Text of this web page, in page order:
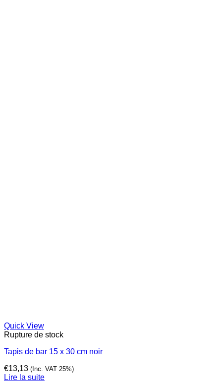
Quick View
Rupture de stock
Tapis de bar 15 x 30 cm noir
€13,13 (Inc. VAT 25%)
Lire la suite